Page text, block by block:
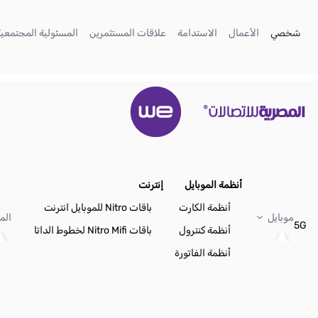
شخصي
الأعمال الاستدامة
(current) علاقات المستثمرين
(current) المسئولية
5G
موبايل
أنظمة الموبايل
أنظمة الكارت
أنظمة كنترول
أنظمة الفاتورة
إنترنت
باقات Nitro للموبايل انترنت
باقات Nitro Mifi لخطوط الداتا